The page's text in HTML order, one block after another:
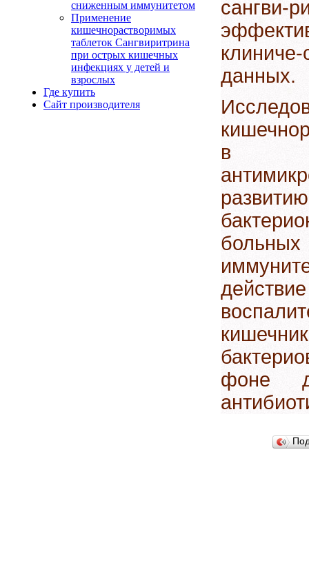
сниженным иммунитетом
Применение
кишечнорастворимых
таблеток Сангвиритрина
при острых кишечных
инфекциях у детей и
взрослых
Где купить
Сайт производителя
сангви-
данных.
в
фоне